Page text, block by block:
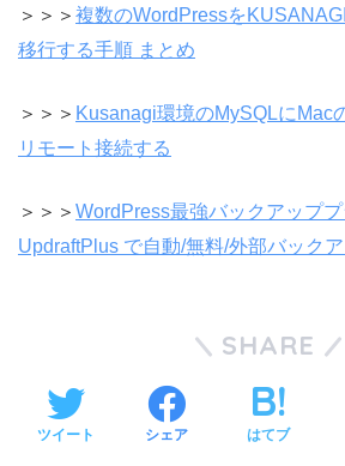
＞＞＞ 複数のWordPressを
移行する手順 まとめ
＞＞＞ Kusanagi環境のMySQLにMac
リモート接続する
＞＞＞ WordPress最強バックアップ
UpdraftPlus で自動/無料/外部バック
SHARE
ツイート シェア はてブ